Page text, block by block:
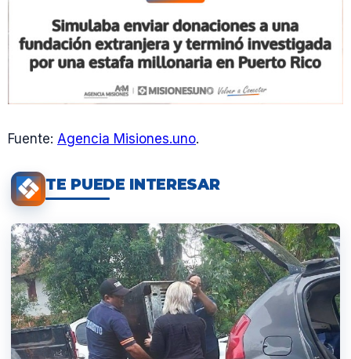
Fuente: Agencia Misiones.uno.
TE PUEDE INTERESAR